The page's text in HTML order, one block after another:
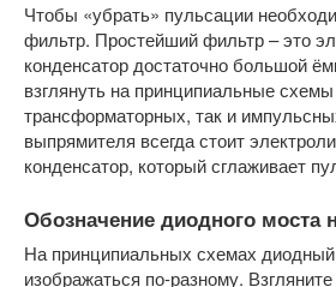
Чтобы «убрать» пульсации
фильтр. Простейший фильтр – это
конденсатор достаточно большой
взглянуть на принципиальные
трансформаторных, так и
выпрямителя всегда стоит
конденсатор, который сглаживает
Обозначение диодного моста
На принципиальных схемах
изображаться по-разному.